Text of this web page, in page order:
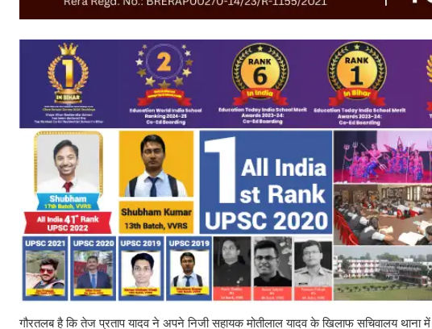
गौरतलब है कि तेज प्रताप यादव ने अपने निजी सहायक मोतीलाल यादव के खिलाफ सचिवालय थाना